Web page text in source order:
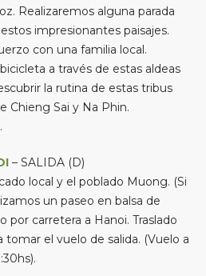
Realizaremos alguna parada
impresionantes paisajes.
con una familia local.
a través de estas aldeas
la rutina de estas tribus
Chieng Sai y Na Phin.
– SALIDA (D)
local y el poblado Muong. (Si
un paseo en balsa de
por carretera a Hanoi. Traslado
el vuelo de salida. (Vuelo a